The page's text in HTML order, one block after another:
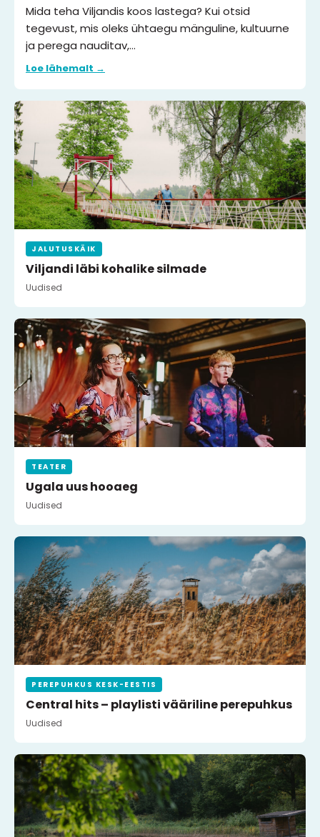
Mida teha Viljandis koos lastega? Kui otsid
tegevust, mis oleks ühtaegu mänguline, kultuurne
ja perega nauditav,…
Loe lähemalt →
JALUTUSKÄIK
Viljandi läbi kohalike silmade
Uudised
TEATER
Ugala uus hooaeg
Uudised
PEREPUHKUS KESK-EESTIS
Central hits – playlisti vääriline perepuhkus
Uudised